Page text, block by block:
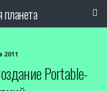
планета
2011
Portable-